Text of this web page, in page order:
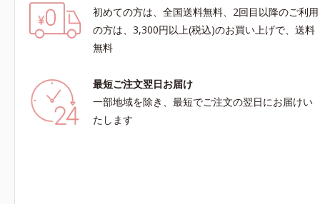
初めての方は、全国送料無料、2回目以降のご利用
の方は、3,300円以上(税込)のお買い上げで、送料
無料
最短ご注文翌日お届け
一部地域を除き、最短でご注文の翌日にお届けい
たします